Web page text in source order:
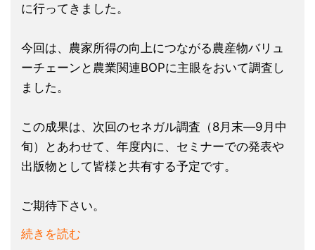
に行ってきました。
今回は、農家所得の向上につながる農産物バリュ
ーチェーンと農業関連BOPに主眼をおいて調査し
ました。
この成果は、次回のセネガル調査（8月末―9月中
旬）とあわせて、年度内に、セミナーでの発表や
出版物として皆様と共有する予定です。
ご期待下さい。
続きを読む